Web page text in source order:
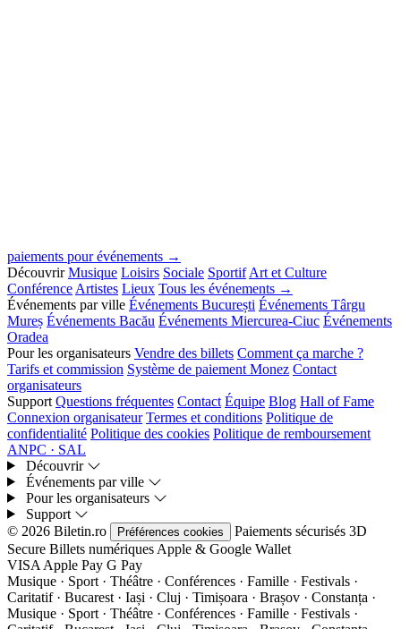
paiements pour événements →
Découvrir Musique Loisirs Sociale Sportif Art et Culture
Conférence Artistes Lieux Tous les événements →
Événements par ville Événements București Événements Târgu
Mureș Événements Bacău Événements Miercurea-Ciuc Événements
Oradea
Pour les organisateurs Vendre des billets Comment ça marche ?
Tarifs et commission Système de paiement Monez Contact
organisateurs
Support Questions fréquentes Contact Équipe Blog Hall of Fame
Connexion organisateur Termes et conditions Politique de
confidentialité Politique des cookies Politique de remboursement
ANPC · SAL
Découvrir
Événements par ville
Pour les organisateurs
Support
© 2026 Biletin.ro
Préférences cookies Paiements sécurisés 3D
Secure Billets numériques Apple & Google Wallet
VISA Apple Pay G Pay
Musique · Sport · Théâtre · Conférences · Famille · Festivals ·
Caritatif · Bucarest · Iași · Cluj · Timișoara · Brașov · Constanța ·
Musique · Sport · Théâtre · Conférences · Famille · Festivals ·